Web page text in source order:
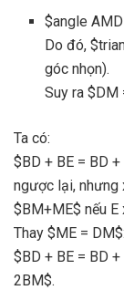
$angle
Do đó,
góc nhọn).
Suy ra $DM
Ta có:
$BD + BE = BD
ngược lại, nhưng
$BM+ME$ nếu E
Thay $ME = DM$:
$BD + BE = BD
2BM$.